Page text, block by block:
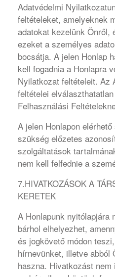
Adatvédelmi
feltételeket, amelyeknek
adatokat kezelünk Önről,
ezeket a személyes
bocsátja. A jelen Honlap
kell fogadnia a Honlapra
Nyilatkozat feltételeit. Az
feltételei
Felhasználási
A jelen Honlapon
szükség előzetes
szolgáltatások
nem kell felfednie a
7.HIVATKOZÁSOK A
KERETEK
A Honlapunk nyitólapjára
bárhol elhelyezhet,
és jogkövető módon
hírnevünket, illetve abból
haszna. Hivatkozást